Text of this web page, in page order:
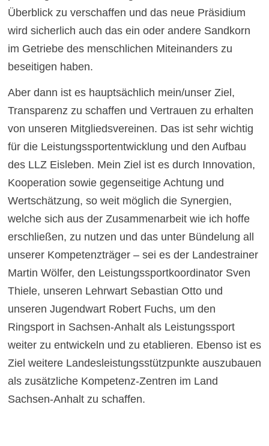
Überblick zu verschaffen und das neue Präsidium
wird sicherlich auch das ein oder andere Sandkorn
im Getriebe des menschlichen Miteinanders zu
beseitigen haben.
Aber dann ist es hauptsächlich mein/unser Ziel,
Transparenz zu schaffen und Vertrauen zu erhalten
von unseren Mitgliedsvereinen. Das ist sehr wichtig
für die Leistungssportentwicklung und den Aufbau
des LLZ Eisleben. Mein Ziel ist es durch Innovation,
Kooperation sowie gegenseitige Achtung und
Wertschätzung, so weit möglich die Synergien,
welche sich aus der Zusammenarbeit wie ich hoffe
erschließen, zu nutzen und das unter Bündelung all
unserer Kompetenzträger – sei es der Landestrainer
Martin Wölfer, den Leistungssportkoordinator Sven
Thiele, unseren Lehrwart Sebastian Otto und
unseren Jugendwart Robert Fuchs, um den
Ringsport in Sachsen-Anhalt als Leistungssport
weiter zu entwickeln und zu etablieren. Ebenso ist es
Ziel weitere Landesleistungsstützpunkte auszubauen
als zusätzliche Kompetenz-Zentren im Land
Sachsen-Anhalt zu schaffen.